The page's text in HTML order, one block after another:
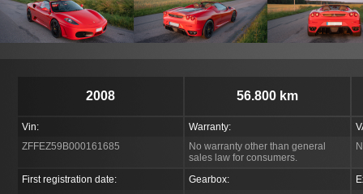
2008 56.800 km
Vin:
ZFFEZ59B000161685
Warranty:
No warranty other than general
sales law for consumers.
First registration date:
Gearbox: